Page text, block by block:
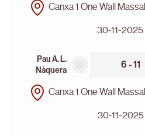
Canxa 1 One Wall
30-11-2025
Pau A. L.
Nàquera
6 - 11
Canxa 1 One Wall
30-11-2025